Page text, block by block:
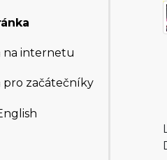
na internetu
pro začátečníky